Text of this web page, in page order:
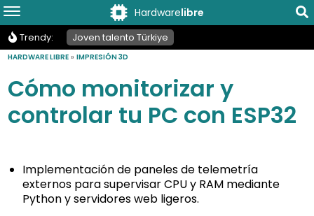
Hardwarelibre
Trendy: Joven talento Türkiye
HARDWARE LIBRE »IMPRESIÓN 3D
Cómo monitorizar y
controlar tu PC con ESP32
Implementación de paneles de telemetría
externos para supervisar CPU y RAM mediante
Python y servidores web ligeros.